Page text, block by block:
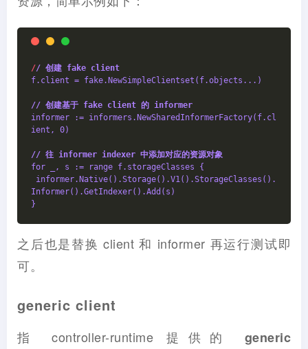
// 创建 fake client
f.client = fake.NewSimpleClientset(f.objects...)
// 创建基于 fake client 的 informer
informer := informers.NewSharedInformerFactory(f.cl
ient, 0)
// 往 informer indexer 中添加对应的资源对象
for _, s := range f.storageClasses {
informer.Native().Storage().V1().StorageClasses().
Informer().GetIndexer().Add(s)
}
之后也是替换 client 和 informer 再运行测试即
可。
generic client
指 controller-runtime 提供的 generic